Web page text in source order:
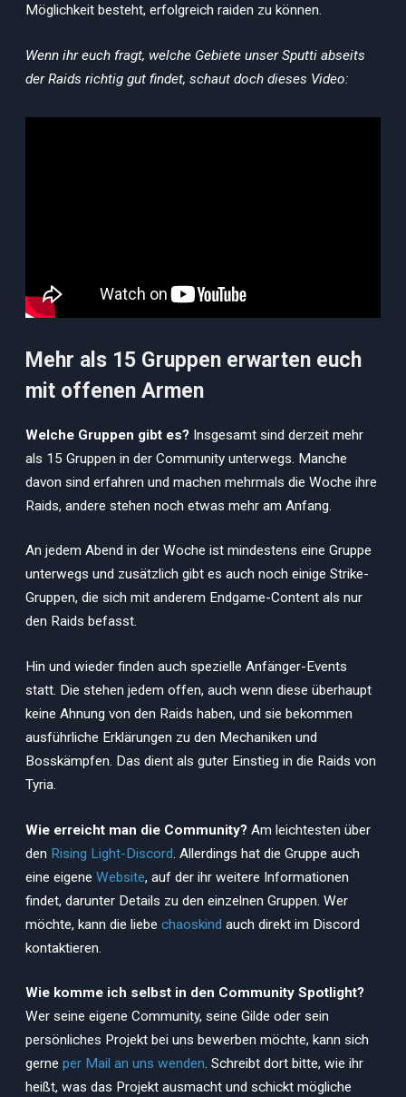
Möglichkeit besteht, erfolgreich raiden zu können.
Wenn ihr euch fragt, welche Gebiete unser Sputti abseits
der Raids richtig gut findet, schaut doch dieses Video:
Mehr als 15 Gruppen erwarten euch
mit offenen Armen
Welche Gruppen gibt es? Insgesamt sind derzeit mehr
als 15 Gruppen in der Community unterwegs. Manche
davon sind erfahren und machen mehrmals die Woche ihre
Raids, andere stehen noch etwas mehr am Anfang.
An jedem Abend in der Woche ist mindestens eine Gruppe
unterwegs und zusätzlich gibt es auch noch einige Strike-
Gruppen, die sich mit anderem Endgame-Content als nur
den Raids befasst.
Hin und wieder finden auch spezielle Anfänger-Events
statt. Die stehen jedem offen, auch wenn diese überhaupt
keine Ahnung von den Raids haben, und sie bekommen
ausführliche Erklärungen zu den Mechaniken und
Bosskämpfen. Das dient als guter Einstieg in die Raids von
Tyria.
Wie erreicht man die Community? Am leichtesten über
den Rising Light-Discord . Allerdings hat die Gruppe auch
eine eigene Website, auf der ihr weitere Informationen
findet, darunter Details zu den einzelnen Gruppen. Wer
möchte, kann die liebe chaoskind auch direkt im Discord
kontaktieren.
Wie komme ich selbst in den Community Spotlight?
Wer seine eigene Community, seine Gilde oder sein
persönliches Projekt bei uns bewerben möchte, kann sich
gerne per Mail an uns wenden. Schreibt dort bitte, wie ihr
heißt, was das Projekt ausmacht und schickt mögliche